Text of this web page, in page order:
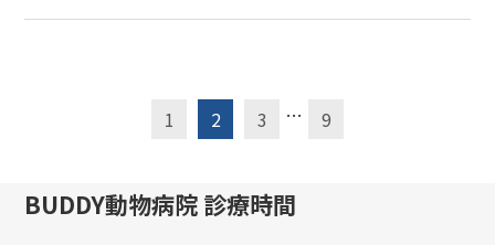
ペ
1 2 3 … 9
BUDDY動物病院 診療時間